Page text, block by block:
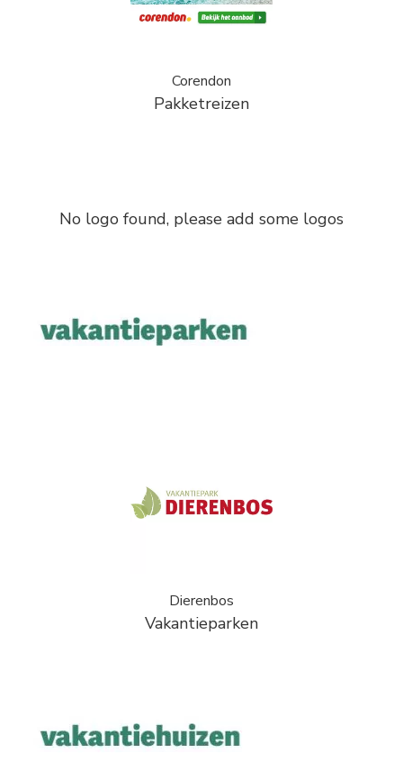
Corendon
Pakketreizen
No logo found, please add some logos
Dierenbos
Vakantieparken